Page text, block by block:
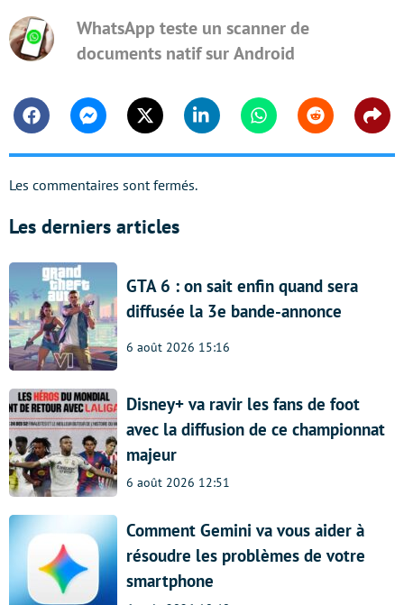
WhatsApp teste un scanner de
documents natif sur Android
FacebookMessengerTwitter Linkedin WhatsappReddit
Les commentaires sont fermés.
Les derniers articles
GTA 6 : on sait enfin quand sera
diffusée la 3e bande-annonce
6 août 2026 15:16
Disney+ va ravir les fans de foot
avec la diffusion de ce championnat
majeur
6 août 2026 12:51
Comment Gemini va vous aider à
résoudre les problèmes de votre
smartphone